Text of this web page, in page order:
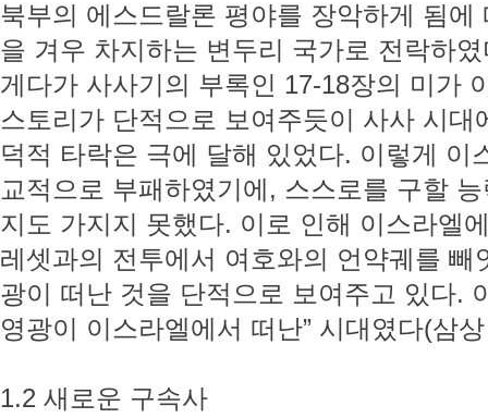
북부의 에스드랄론 평야를 장악하게 됨
을 겨우 차지하는 변두리 국가로 전락하
게다가 사사기의 부록인 17-18장의 미가
스토리가 단적으로 보여주듯이 사사 시
덕적 타락은 극에 달해 있었다. 이렇게 이
교적으로 부패하였기에, 스스로를 구할
지도 가지지 못했다. 이로 인해 이스라엘
레셋과의 전투에서 여호와의 언약궤를
광이 떠난 것을 단적으로 보여주고 있다.
영광이 이스라엘에서 떠난” 시대였다(삼
1.2 새로운 구속사